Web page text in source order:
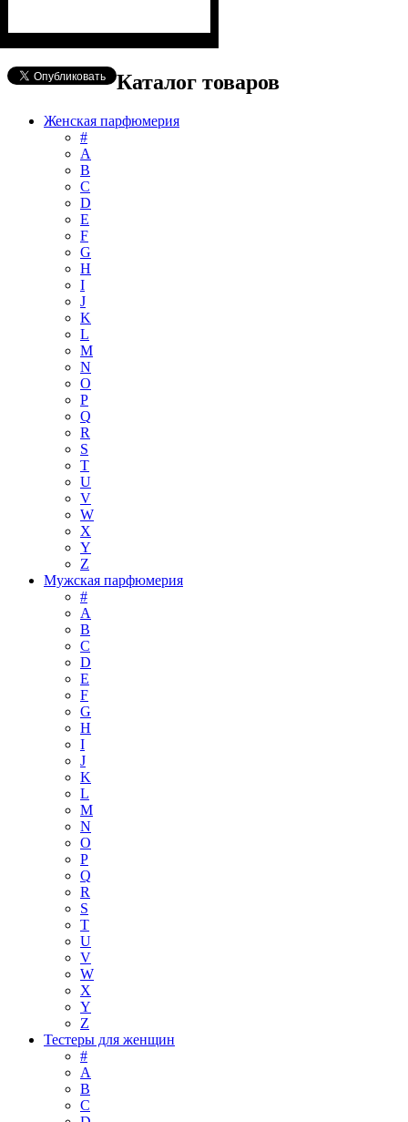
Каталог товаров
Женская парфюмерия
#
А
B
C
D
E
F
G
H
I
J
K
L
M
N
O
P
Q
R
S
T
U
V
W
X
Y
Z
Мужская парфюмерия
#
A
B
C
D
E
F
G
H
I
J
K
L
M
N
O
P
Q
R
S
T
U
V
W
X
Y
Z
Тестеры для женщин
#
A
B
C